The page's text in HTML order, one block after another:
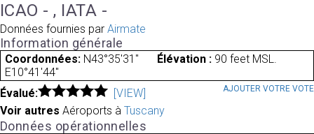
ICAO - , IATA -
Données fournies par Airmate
Information générale
Coordonnées: N43°35'31"
E10°41'44"
Élévation : 90 feet MSL.
Évalué: [VIEW] AJOUTER VOTRE VOTE
Voir autres Aéroports à Tuscany
Données opérationnelles